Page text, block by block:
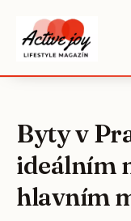
Byty v
ideálním
hlavním